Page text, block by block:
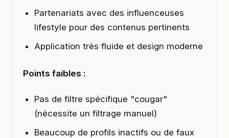
Partenariats avec des influenceuses
lifestyle pour des contenus pertinents
Application très fluide et design moderne
Points faibles :
Pas de filtre spécifique "cougar"
(nécessite un filtrage manuel)
Beaucoup de profils inactifs ou de faux